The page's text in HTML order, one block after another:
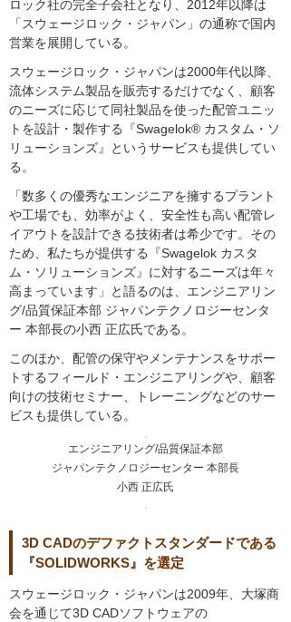
ロック社の完全子会社となり、2012年以降は
「スウェージロック・ジャパン」の通称で国内
営業を展開している。
スウェージロック・ジャパンは2000年代以降、
流体システム製品を販売するだけでなく、顧客
のニーズに応じて同社製品を使った配管ユニッ
トを設計・製作する『Swagelok® カスタム・ソ
リューションズ』というサービスも提供してい
る。
「数多くの優秀なエンジニアを擁するプラント
や工場でも、効率がよく、安全性も高い配管レ
イアウトを設計できる技術者は希少です。その
ため、私たちが提供する『Swagelok カスタ
ム・ソリューションズ』に対するニーズは年々
高まっています」と語るのは、エンジニアリン
グ/品質保証本部 ジャパンテクノロジーセンタ
ー 本部長の小西 正広氏である。
このほか、配管の保守やメンテナンスをサポー
トするフィールド・エンジニアリングや、顧客
向けの技術セミナー、トレーニングなどのサー
ビスも提供している。
エンジニアリング/品質保証本部
ジャパンテクノロジーセンター 本部長
小西 正広氏
3D CADのデファクトスタンダードである
『SOLIDWORKS』を選定
スウェージロック・ジャパンは2009年、大塚商
会を通じて3D CADソフトウェアの